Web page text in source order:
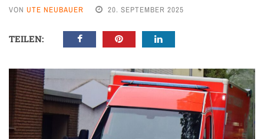
VON UTE NEUBAUER 20. SEPTEMBER 2025
TEILEN: